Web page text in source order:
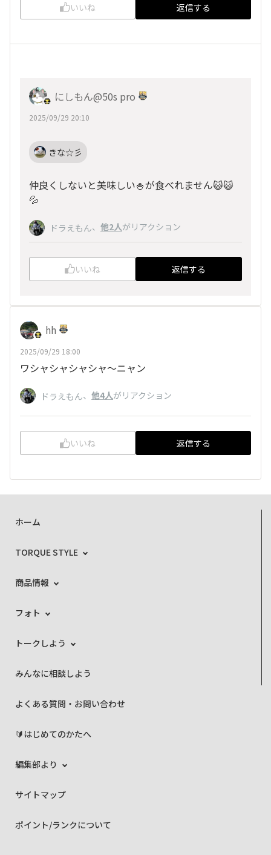
いいね 返信する
にしもん@50s pro
2025/09/29 20:10
きな☆彡
仲良くしないと美味しい🍚が食べれません😺😺
💦
ドラえもん、 他2人がリアクション
いいね 返信する
hh
2025/09/29 18:00
ワシャシャシャシャ～ニャン
ドラえもん、 他4人がリアクション
いいね 返信する
ホーム
TORQUE STYLE
商品情報
フォト
トークしよう
みんなに相談しよう
よくある質問・お問い合わせ
🔰はじめてのかたへ
編集部より
サイトマップ
ポイント/ランクについて